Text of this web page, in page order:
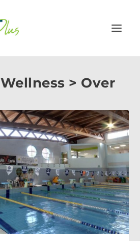
Wellness > Over